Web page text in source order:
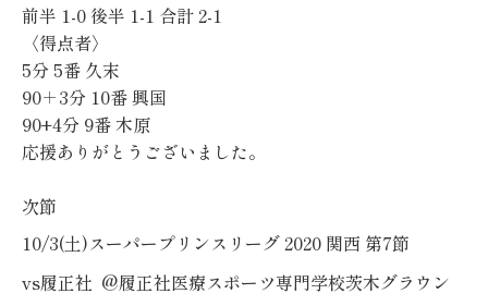
前半 1-0 後半 1-1 合計 2-1
〈得点者〉
5分 5番 久末
90＋3分 10番 興国
90+4分 9番 木原
応援ありがとうございました。
次節
10/3(土)スーパープリンスリーグ 2020 関西 第7節
vs履正社 @履正社医療スポーツ専門学校茨木グラウン